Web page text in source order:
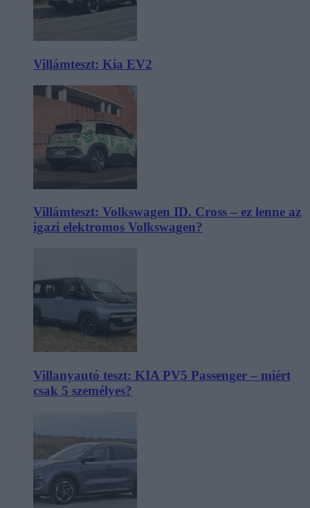
Villámteszt: Kia EV2
Villámteszt: Volkswagen ID. Cross – ez lenne az
igazi elektromos Volkswagen?
Villanyautó teszt: KIA PV5 Passenger – miért
csak 5 személyes?